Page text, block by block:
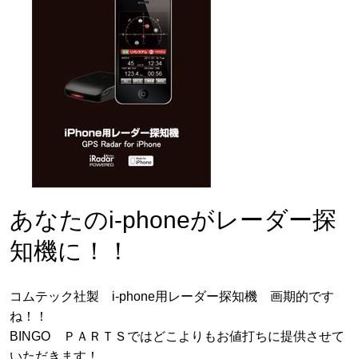
あなたのi-phoneがレーダー探
知機に！！
コムテック社製 i-phone用レーダー探知機 画期的です
ね！！
BINGO ＰＡＲＴＳではどこよりもお値打ちに提供させて